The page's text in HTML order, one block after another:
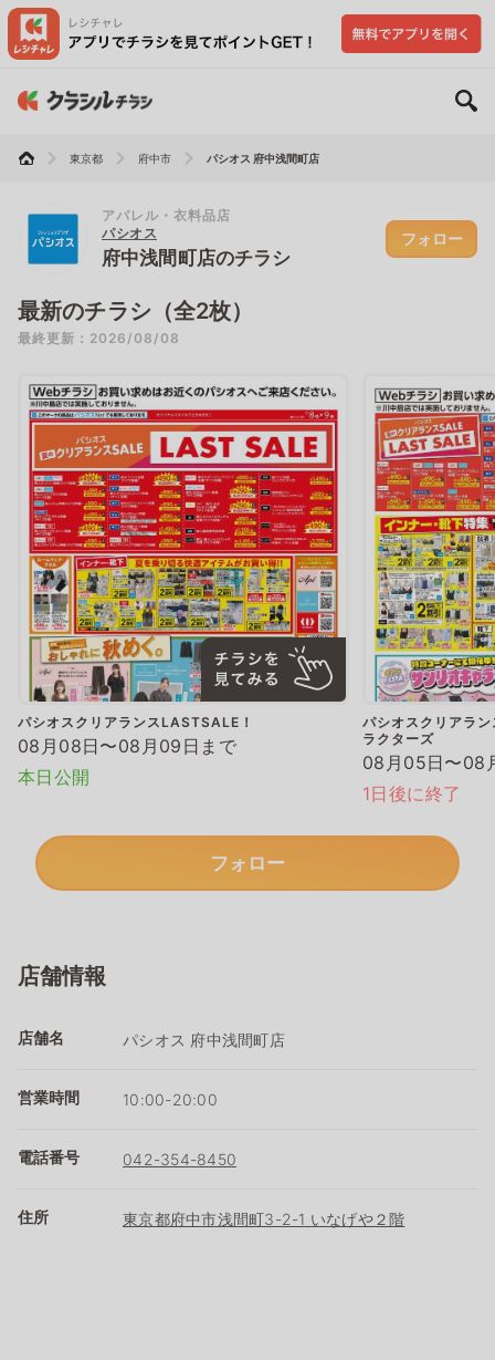
東京都 府中市 パシオス 府中浅間町店
アパレル・衣料品店
パシオス
府中浅間町店のチラシ
フォロー
最新のチラシ（全2枚）
最終更新：2026/08/08
パシオスクリアランスLASTSALE！
08月08日〜08月09日まで
本日公開
パシオスクリアラ
ラクターズ
08月05日〜08
1日後に終了
フォロー
店舗情報
店舗名 パシオス 府中浅間町店
営業時間 10:00-20:00
電話番号 042-354-8450
住所 東京都府中市浅間町3-2-1 いなげや２階